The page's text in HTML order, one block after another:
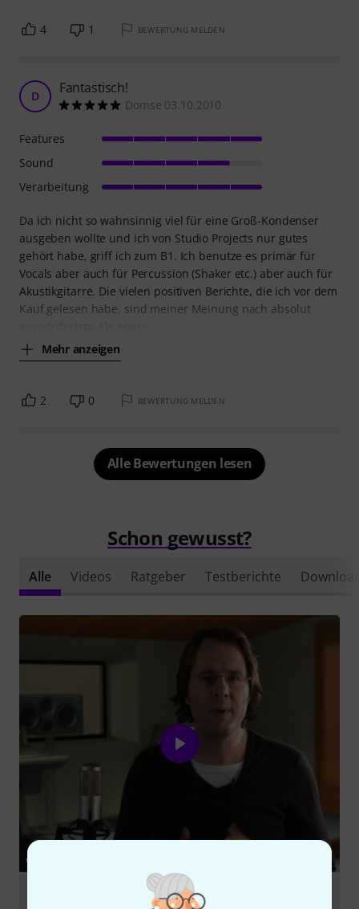
4 1 BEWERTUNG MELDEN
D Fantastisch!
Domse 03.10.2010
Da ich nicht so wahnsinnig viel für eine Groß-Kondenser
ausgeben wollte und ich von Studio Projects nur gutes
gehört habe, griff ich zum B1. Ich benutze es primär für
Vocals aber auch für Percussion (Shaker etc.) aber auch für
Akustikgitarre. Die vielen positiven Berichte, die ich vor dem
Kauf gelesen habe, sind meiner Meinung nach absolut
Mehr anzeigen
Features
Sound
Verarbeitung
2 0 BEWERTUNG MELDEN
Alle Bewertungen lesen
Schon gewusst?
Alle Videos Ratgeber Testberichte
VIDEO
Studio Projects B1 Großmembran